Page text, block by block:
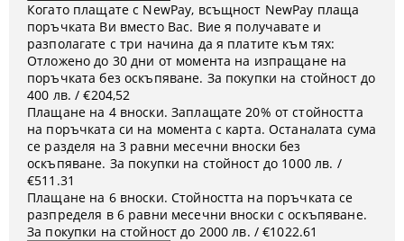
Когато плащате с NewPay, всъщност NewPay плаща
поръчката Ви вместо Вас. Вие я получавате и
разполагате с три начина да я платите към тях:
Отложено до 30 дни от момента на изпращане на
поръчката без оскъпяване. За покупки на стойност до
400 лв. / €204,52
Плащане на 4 вноски. Заплащате 20% от стойността
на поръчката си на момента с карта. Останалата сума
се разделя на 3 равни месечни вноски без
оскъпяване. За покупки на стойност до 1000 лв. /
€511.31
Плащане на 6 вноски. Стойността на поръчката се
разпределя в 6 равни месечни вноски с оскъпяване.
За покупки на стойност до 2000 лв. / €1022.61